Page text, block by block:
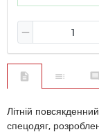
Літній
спецодяг,